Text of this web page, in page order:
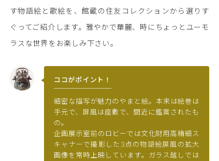
す物語絵と歌絵を、館蔵の住友コレクションから選りす
ぐってご紹介します。雅やかで華麗、時にちょっとユーモ
ラスな世界をお楽しみ下さい。
ココがポイント！
細密な描写が魅力のやまと絵。本来は絵巻は
手元で、屏風は座敷で、間近に鑑賞されたも
の。
企画展示室前のロビーでは文化財用高精細ス
キャナーで撮影した3点の物語絵屏風の拡大
画像を常時上映しています。ガラス越しでは